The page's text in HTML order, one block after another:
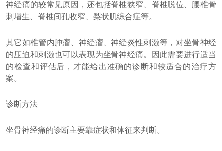
神经痛的较常见原因，还包括脊椎狭窄、脊椎脱位、腰椎骨
刺增生、脊椎间孔收窄、梨状肌综合症等。
其它如椎管内肿瘤、神经瘤、神经炎性刺激等，对坐骨神经
的压迫和刺激也可以表现为坐骨神经痛。因此需要进行适当
的检查和评估后，才能给出准确的诊断和较适合的治疗方
案。
诊断方法
坐骨神经痛的诊断主要靠症状和体征来判断。